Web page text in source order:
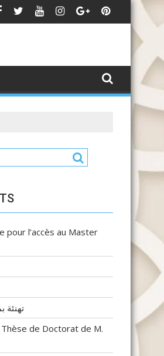
Avis
pour l’accès au Master
تهنئة
de Doctorat de M.